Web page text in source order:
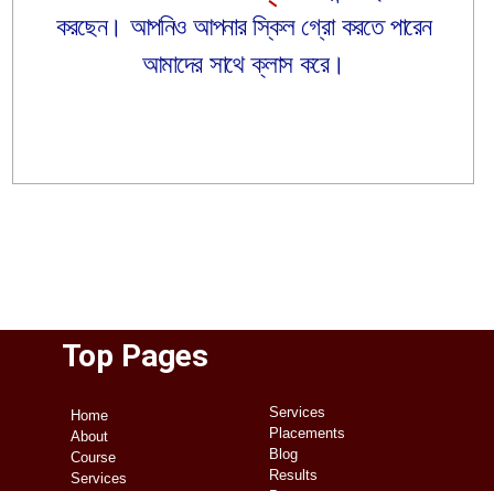
করছেন। আপনিও আপনার স্কিল গ্রো করতে পারেন
আমাদের সাথে ক্লাস করে।
Top Pages
Home
About
Course
Services
Services
Placements
Blog
Results